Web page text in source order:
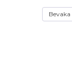
Bevaka